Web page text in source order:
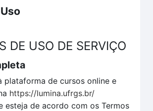
DE USO DE SERVIÇO
plataforma de cursos online e
https://lumina.ufrgs.br/
esteja de acordo com os Termos